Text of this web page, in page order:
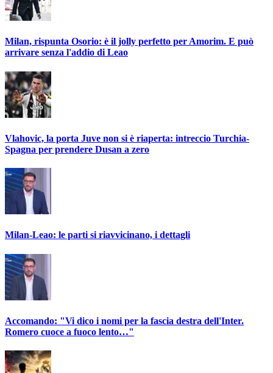
Milan, rispunta Osorio: è il jolly perfetto per Amorim. E può
arrivare senza l'addio di Leao
Vlahovic, la porta Juve non si è riaperta: intreccio Turchia-
Spagna per prendere Dusan a zero
Milan-Leao: le parti si riavvicinano, i dettagli
Accomando: "Vi dico i nomi per la fascia destra dell'Inter.
Romero cuoce a fuoco lento…"